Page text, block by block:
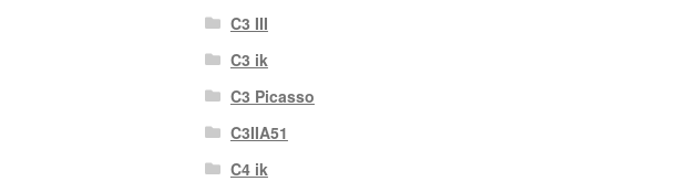
C3 III
C3 ik
C3 Picasso
C3IIA51
C4 ik